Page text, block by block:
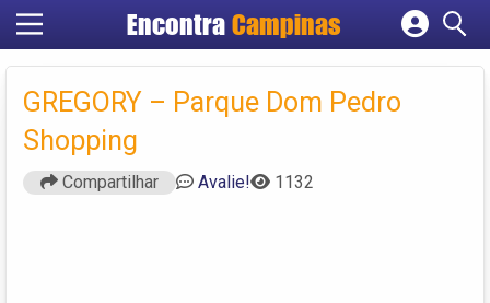
Encontra Campinas
Cadastrar empresa
Criar conta
GREGORY – Parque Dom Pedro
Shopping
Compartilhar Avalie! 1132